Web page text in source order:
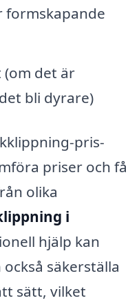
formskapande
det är
bli dyrare)
pris-
priser och få
olika
i
hjälp kan
säkerställa
sätt, vilket